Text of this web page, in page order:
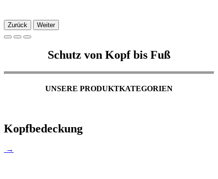
Zurück Weiter
Schutz von Kopf bis Fuß
UNSERE PRODUKTKATEGORIEN
Kopfbedeckung
→